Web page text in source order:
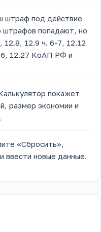
штраф под действие
штрафов попадают, но
12.8, 12.9 ч. 6-7, 12.12
12.27 КоАП РФ и
покажет
размер экономии и
«Сбросить»,
ввести новые данные.